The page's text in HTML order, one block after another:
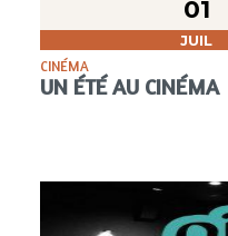
01
JUIL
CINÉMA
UN ÉTÉ AU CINÉMA